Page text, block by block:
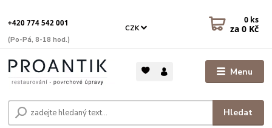
Menu
CZK
Hledat
+420 774 542 001
(Po-Pá, 8-18 hod.)
0 ks
za 0 Kč